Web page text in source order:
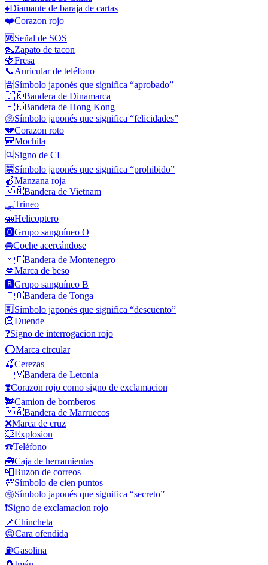
♦️Diamante de baraja de cartas
❤️Corazon rojo
🆘Señal de SOS
👠Zapato de tacon
🍓Fresa
📞Auricular de teléfono
🈴Símbolo japonés que significa “aprobado”
🇩🇰Bandera de Dinamarca
🇭🇰Bandera de Hong Kong
㊗️Símbolo japonés que significa “felicidades”
💔Corazon roto
🎒Mochila
🆑Signo de CL
🈲Símbolo japonés que significa “prohibido”
🍎Manzana roja
🇻🇳Bandera de Vietnam
🛷Trineo
🚁Helicoptero
🅾️Grupo sanguíneo O
🚘Coche acercándose
🇲🇪Bandera de Montenegro
💋Marca de beso
🅱️Grupo sanguíneo B
🇹🇴Bandera de Tonga
🈹 Símbolo japonés que significa “descuento”
👺Duende
❓Signo de interrogacion rojo
⭕Marca circular
🍒Cerezas
🇱🇻Bandera de Letonia
❣️Corazon rojo como signo de exclamacion
🚒Camion de bomberos
🇲🇦Bandera de Marruecos
❌Marca de cruz
💥Explosion
☎️Teléfono
🧰Caja de herramientas
📮Buzon de correos
💯Símbolo de cien puntos
㊙️Símbolo japonés que significa “secreto”
❗Signo de exclamacion rojo
📌Chincheta
😡Cara ofendida
⛽Gasolina